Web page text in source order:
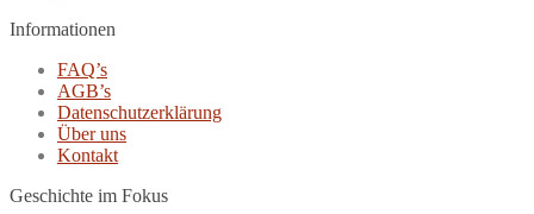
Informationen
FAQ’s
AGB’s
Datenschutzerklärung
Über uns
Kontakt
Geschichte im Fokus